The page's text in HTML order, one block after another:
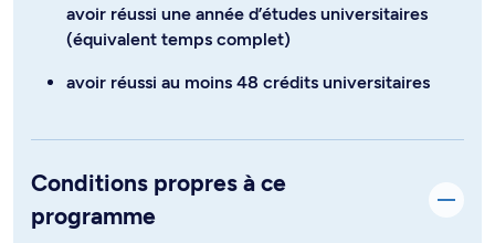
avoir réussi une année d’études universitaires
(équivalent temps complet)
avoir réussi au moins 48 crédits universitaires
Conditions propres à ce
programme